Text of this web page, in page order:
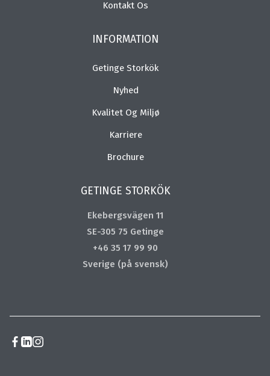
Kontakt Os
INFORMATION
Getinge Storkök
Nyhed
Kvalitet Og Miljø
Karriere
Brochure
GETINGE STORKÖK
Ekebergsvägen 11
SE-305 75 Getinge
+46 35 17 99 90
Sverige (på svensk)